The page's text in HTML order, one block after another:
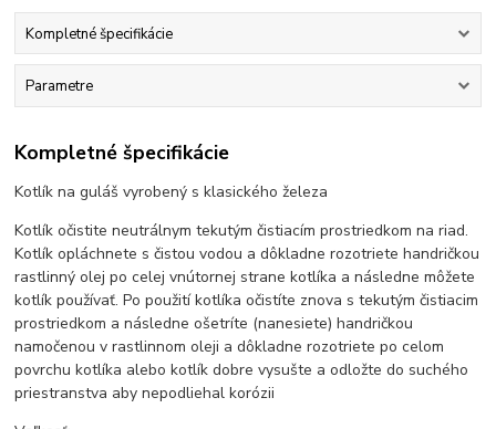
Kompletné špecifikácie
Parametre
Kompletné špecifikácie
Kotlík na guláš vyrobený s klasického železa
Kotlík očistite neutrálnym tekutým čistiacím prostriedkom na riad.
Kotlík opláchnete s čistou vodou a dôkladne rozotriete handričkou
rastlinný olej po celej vnútornej strane kotlíka a následne môžete
kotlík používať. Po použití kotlíka očistíte znova s tekutým čistiacim
prostriedkom a následne ošetríte (nanesiete) handričkou
namočenou v rastlinnom oleji a dôkladne rozotriete po celom
povrchu kotlíka alebo kotlík dobre vysušte a odložte do suchého
priestranstva aby nepodliehal korózii